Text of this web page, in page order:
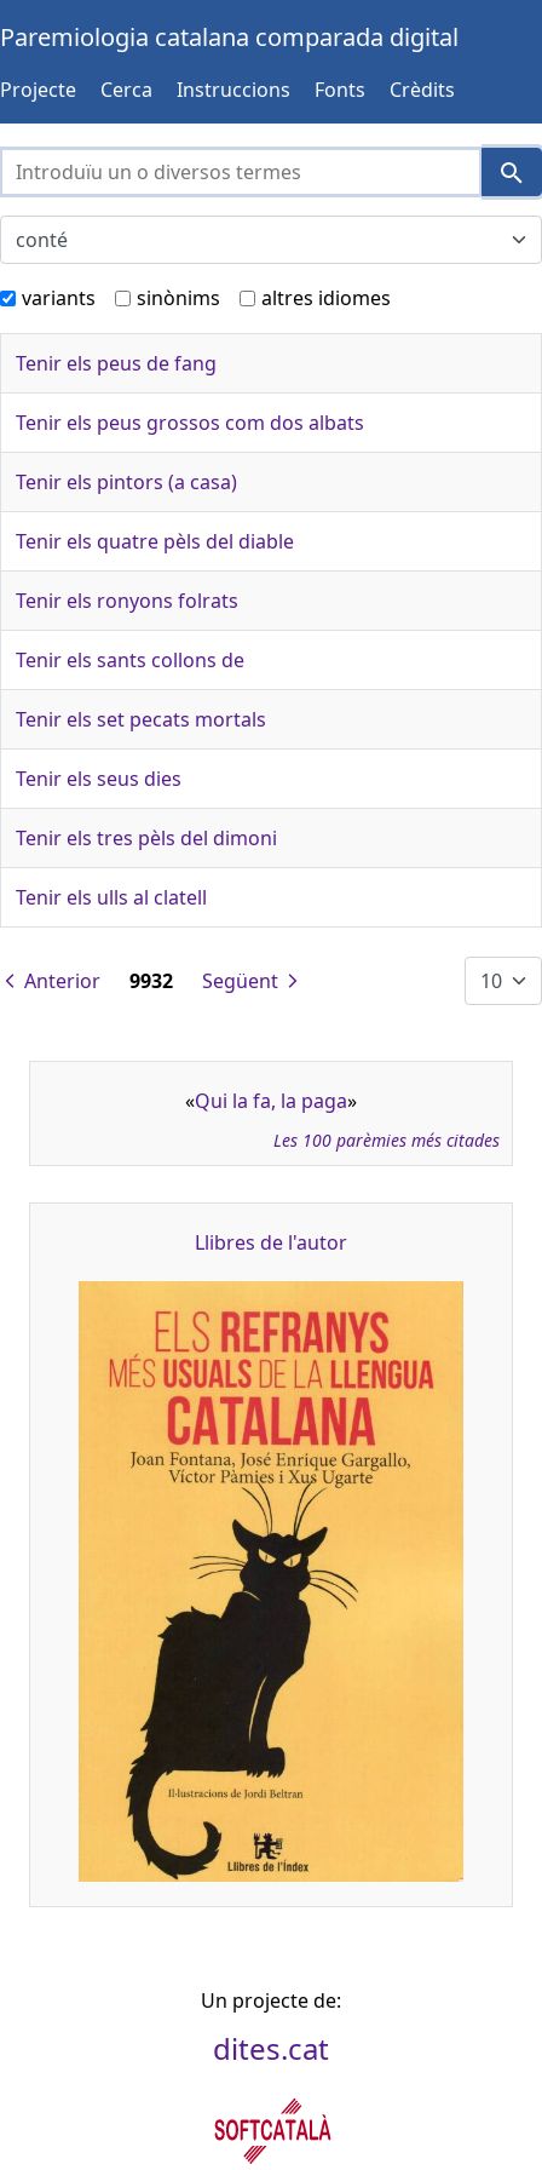
Paremiologia catalana comparada digital
Projecte Cerca Instruccions Fonts Crèdits
variants sinònims altres idiomes
Tenir els peus de fang
Tenir els peus grossos com dos albats
Tenir els pintors (a casa)
Tenir els quatre pèls del diable
Tenir els ronyons folrats
Tenir els sants collons de
Tenir els set pecats mortals
Tenir els seus dies
Tenir els tres pèls del dimoni
Tenir els ulls al clatell
Anterior 9932 Següent
«Qui la fa, la paga»
Les 100 parèmies més citades
Llibres de l'autor
Un projecte de:
dites.cat